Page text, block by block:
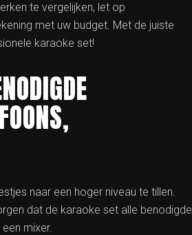
te vergelijken, let op
met uw budget. Met de juiste
karaoke set!
naar een hoger niveau te tillen.
dat de karaoke set alle benodigde
mixer.